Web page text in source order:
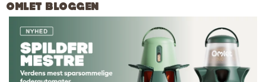
OMLET BLOGGEN